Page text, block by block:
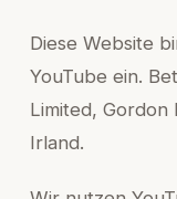
Diese Website
YouTube ein.
Limited,
Irland.